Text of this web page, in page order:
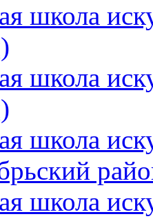
школа
школа
школа
школа